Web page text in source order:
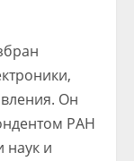
Он
РАН
наук и